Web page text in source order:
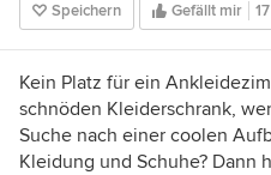
Speichern Gefällt mir 17
Kein Platz für ein
schnöden Kleiderschrank,
Suche nach einer coolen
Kleidung und Schuhe? Dann